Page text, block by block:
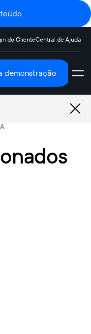
do ClienteCentral de Ajuda
demonstração